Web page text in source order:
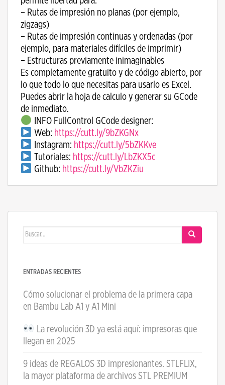
– Rutas de impresión no planas (por ejemplo,
zigzags)
– Rutas de impresión continuas y ordenadas (por
ejemplo, para materiales difíciles de imprimir)
– Estructuras previamente inimaginables
Es completamente gratuito y de código abierto, por
lo que todo lo que necesitas para usarlo es Excel.
Puedes abrir la hoja de calculo y generar su GCode
de inmediato.
INFO FullControl GCode designer:
Web: https://cutt.ly/9bZKGNx
Instagram: https://cutt.ly/5bZKKve
Tutoriales: https://cutt.ly/LbZKX5c
Github: https://cutt.ly/VbZKZiu
Buscar:
ENTRADAS RECIENTES
Cómo solucionar el problema de la primera capa
en Bambu Lab A1 y A1 Mini
La revolución 3D ya está aquí: impresoras que
llegan en 2025
9 ideas de REGALOS 3D impresionantes. STLFLIX,
la mayor plataforma de archivos STL PREMIUM